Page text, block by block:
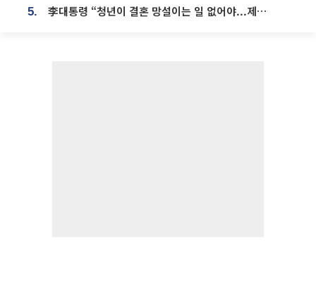
5. 李대통령 “청년이 결혼 망설이는 일 없어야...제도상 불이익 조사”